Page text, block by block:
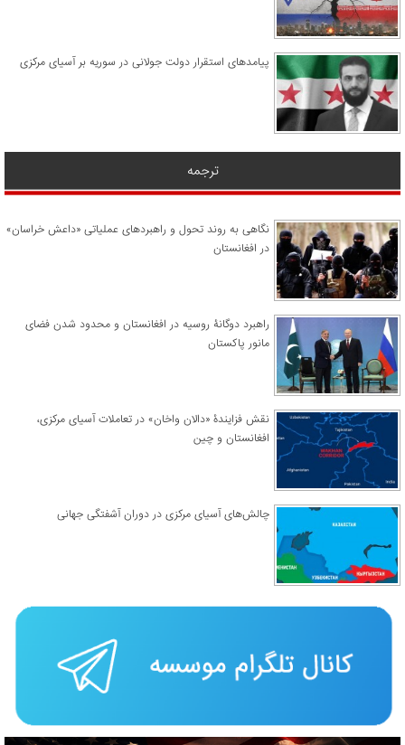
پیامدهای استقرار دولت جولانی در سوریه بر آسیای مرکزی
ترجمه
نگاهی به روند تحول و راهبردهای عملیاتی «داعش خراسان»
در افغانستان
راهبرد دوگانۀ روسیه در افغانستان و محدود شدن فضای
مانور پاکستان
نقش فزایندۀ «دالان واخان» در تعاملات آسیای مرکزی،
افغانستان و چین
چالش‌های آسیای مرکزی در دوران آشفتگی جهانی